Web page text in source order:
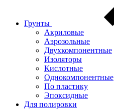
Грунты
Акриловые
Аэрозольные
Двухкомпонентные
Изоляторы
Кислотные
Однокомпонентные
По пластику
Эпоксидные
Для полировки